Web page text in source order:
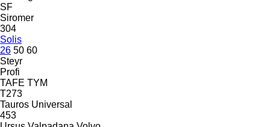
SF
Siromer
304
Solis
26 50 60
Steyr
Profi
TAFE TYM
T273
Tauros Universal
453